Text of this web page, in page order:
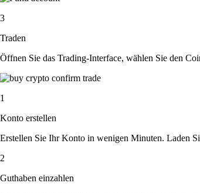
3
Traden
Öffnen Sie das Trading-Interface, wählen Sie den
1
Konto erstellen
Erstellen Sie Ihr Konto in wenigen Minuten. Laden
2
Guthaben einzahlen